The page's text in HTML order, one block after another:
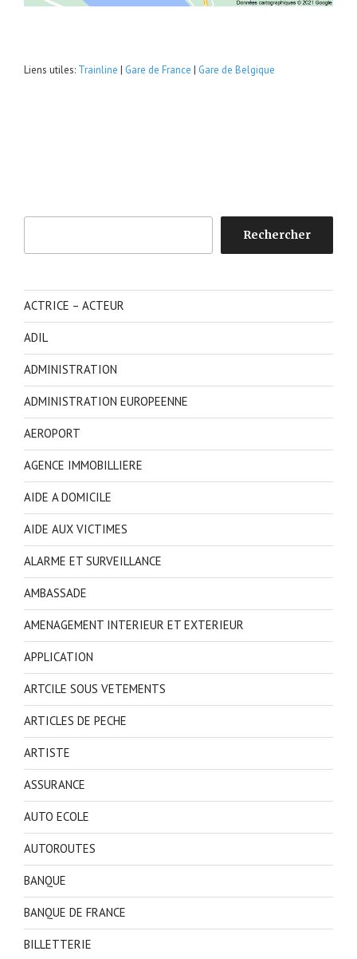
Liens utiles: Trainline | Gare de France | Gare de Belgique
Rechercher
ACTRICE – ACTEUR
ADIL
ADMINISTRATION
ADMINISTRATION EUROPEENNE
AEROPORT
AGENCE IMMOBILLIERE
AIDE A DOMICILE
AIDE AUX VICTIMES
ALARME ET SURVEILLANCE
AMBASSADE
AMENAGEMENT INTERIEUR ET EXTERIEUR
APPLICATION
ARTCILE SOUS VETEMENTS
ARTICLES DE PECHE
ARTISTE
ASSURANCE
AUTO ECOLE
AUTOROUTES
BANQUE
BANQUE DE FRANCE
BILLETTERIE